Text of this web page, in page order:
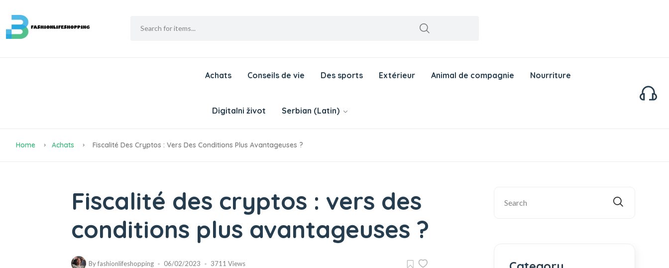
Achats Conseils de vie Des sports Extérieur Animal de compagnie Nourriture
Digitalni život Serbian (Latin)
Home Achats Fiscalité Des Cryptos : Vers Des Conditions Plus Avantageuses ?
Fiscalité des cryptos : vers des
conditions plus avantageuses ?
Byfashionlifeshopping 06/02/2023 3711 Views